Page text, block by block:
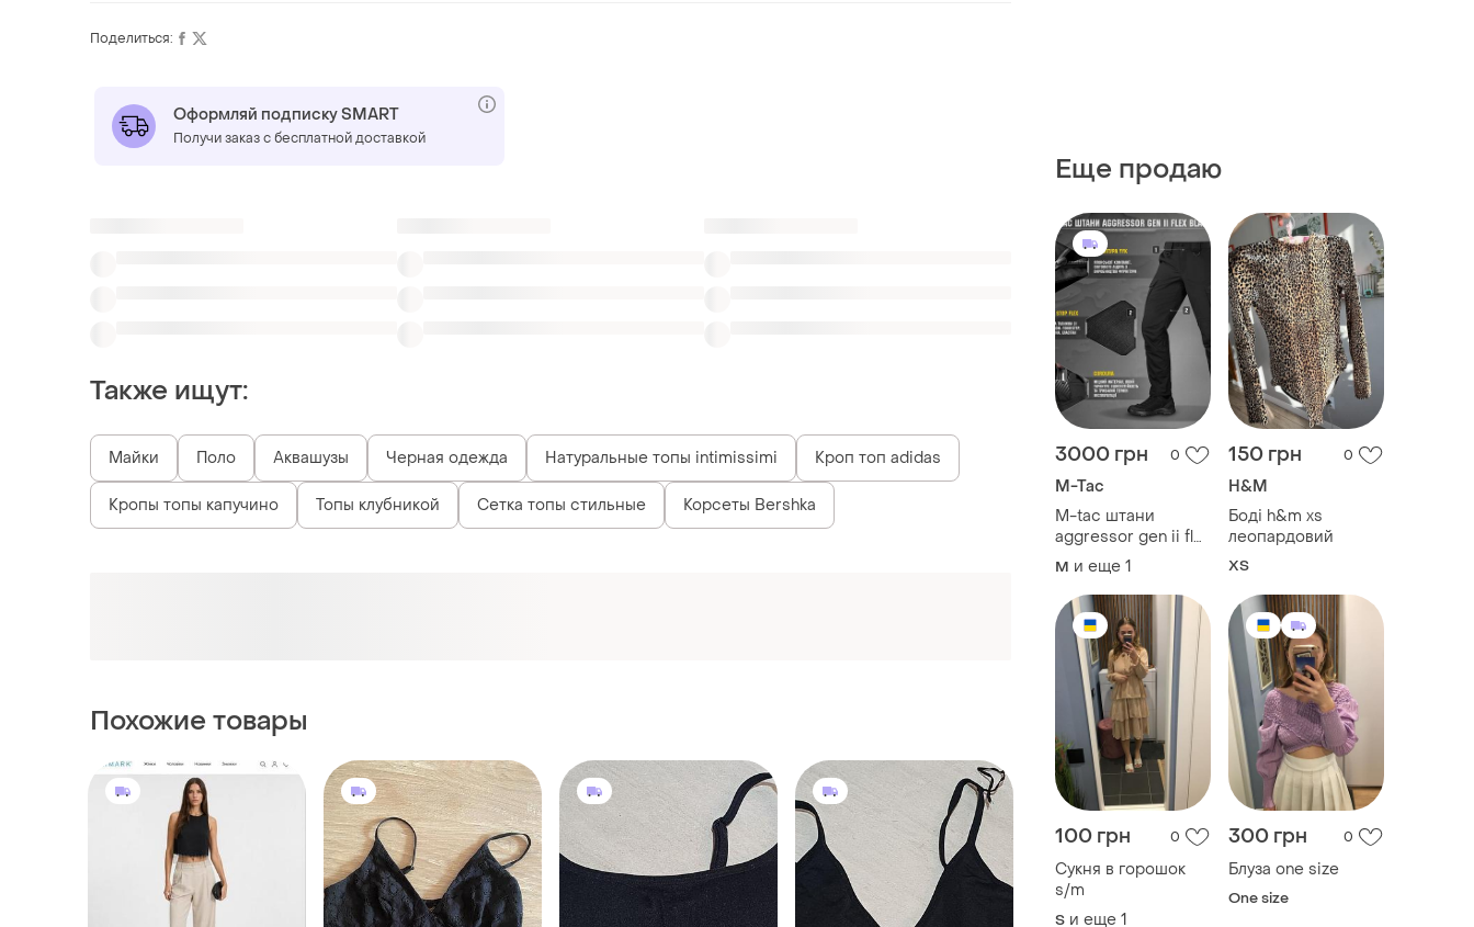
Еще продаю
3000 грн 0
M-Tac
M-tac штани
aggressor gen ii flex
black
M и еще 1
150 грн 0
H&M
Боді h&m xs
леопардовий
ХS
100 грн 0
Сукня в горошок
s/m
S и еще 1
300 грн 0
Блуза one size
One size
Поделиться:
Оформляй подписку SMART
Получи заказ с бесплатной доставкой
Похожие товары
250 грн 220 грн 200 грн